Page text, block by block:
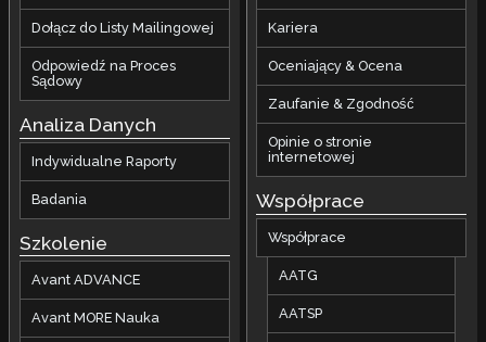
Dołącz do Listy Mailingowej
Odpowiedź na Proces
Sądowy
Analiza Danych
Indywidualne Raporty
Badania
Szkolenie
Avant ADVANCE
Avant MORE Nauka
Kariera
Oceniający & Ocena
Zaufanie & Zgodność
Opinie o stronie
internetowej
Współprace
Współprace
AATG
AATSP